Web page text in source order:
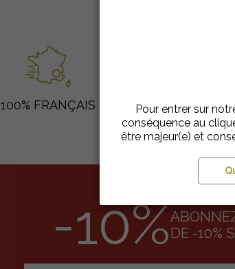
100% FRANÇAIS
-10%DE -10%
Pour entrer sur
conséquence au
être majeur(e) et